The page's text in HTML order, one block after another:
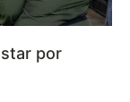
por